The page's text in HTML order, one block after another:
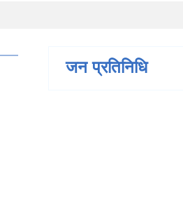
जन प्रतिनिधि